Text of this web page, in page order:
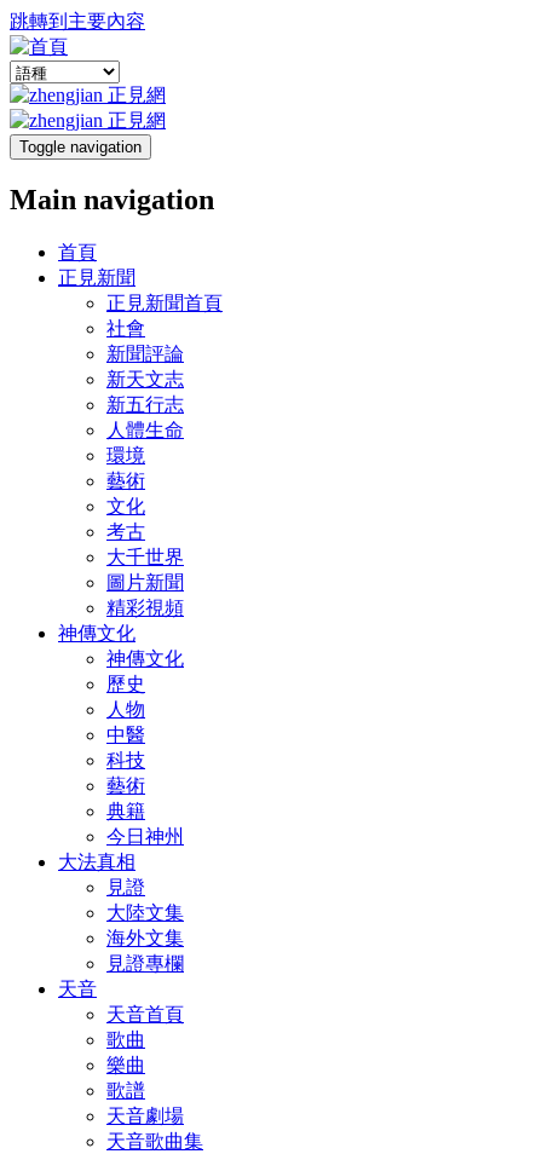
跳轉到主要內容
Toggle navigation
Main navigation
首頁
正見新聞
正見新聞首頁
社會
新聞評論
新天文志
新五行志
人體生命
環境
藝術
文化
考古
大千世界
圖片新聞
精彩視頻
神傳文化
神傳文化
歷史
人物
中醫
科技
藝術
典籍
今日神州
大法真相
見證
大陸文集
海外文集
見證專欄
天音
天音首頁
歌曲
樂曲
歌譜
天音劇場
天音歌曲集